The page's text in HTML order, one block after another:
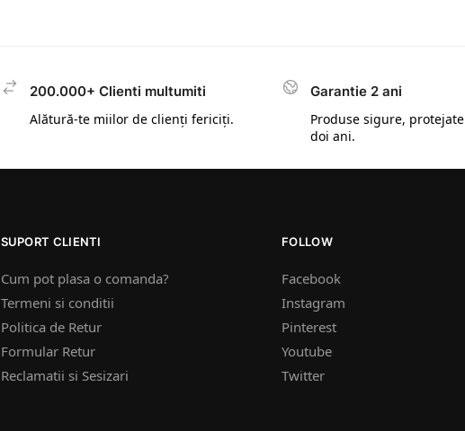
200.000+ Clienti multumiti
Alătură-te miilor de clienți fericiți.
Garantie 2 ani
Produse sigure,
doi ani.
SUPORT CLIENTI
Cum pot plasa o comanda?
Termeni si conditii
Politica de Retur
Formular Retur
Reclamatii si Sesizari
FOLLOW
Facebook
Instagram
Pinterest
Youtube
Twitter